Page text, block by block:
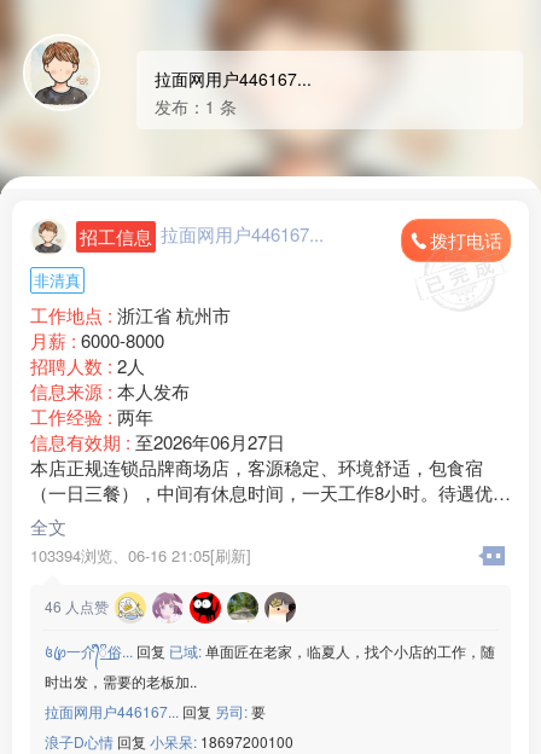
拉面网用户446167...
发布：1 条
招工信息 拉面网用户446167... 拨打电话
非清真
工作地点 : 浙江省 杭州市
月薪 : 6000-8000
招聘人数 : 2人
信息来源 : 本人发布
工作经验 : 两年
信息有效期 : 至2026年06月27日
本店正规连锁品牌商场店，客源稳定、环境舒适，包食宿
（一日三餐），中间有休息时间，一天工作8小时。待遇优
厚，现招以下岗位：
拉面大师傅
薪资：7000元起 + 业绩提成
要求：精通拉面、出餐麻利，有相关工作经验二年以上优先
拉面二师傅/副手
薪资：5500元起
要求：熟悉拉面工序，踏实肯干，配合团队工作(新手想学也
可培养)
全文
103394浏览、 06-16 21:05[刷新]
46 人点赞
꧔ꦿ℘一介᭄ᩚ꯭ᩚ俗... 回复 已域:单面匠在老家，临夏人，找个小店的工作，随
时出发，需要的老板加..
拉面网用户446167... 回复 另司:要
浪子D心情 回复 小呆呆: 18697200100